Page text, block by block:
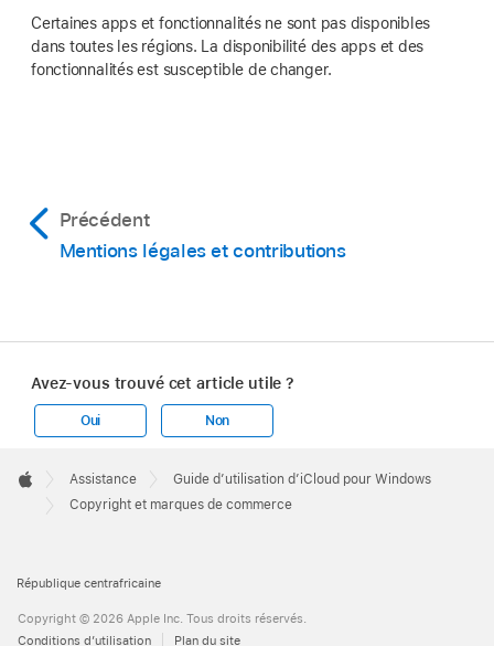
Certaines apps et fonctionnalités ne sont pas disponibles
dans toutes les régions. La disponibilité des apps et des
fonctionnalités est susceptible de changer.
Précédent
Mentions légales et contributions
Avez-vous trouvé cet article utile ?
Oui Non
Footer

Apple
Assistance
Guide d’utilisation d’iCloud pour Windows
Copyright et marques de commerce
République centrafricaine
Copyright © 2026 Apple Inc. Tous droits réservés.
Conditions d’utilisation
Plan du site